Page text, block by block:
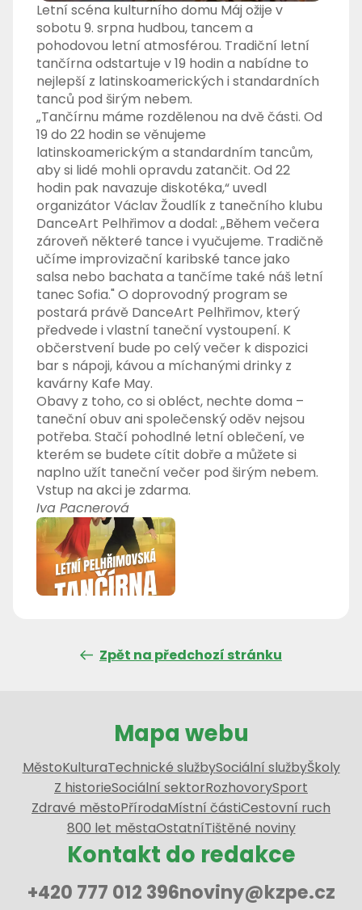
Letní scéna kulturního domu Máj ožije v
sobotu 9. srpna hudbou, tancem a
pohodovou letní atmosférou. Tradiční letní
tančírna odstartuje v 19 hodin a nabídne to
nejlepší z latinskoamerických i standardních
tanců pod širým nebem.
„Tančírnu máme rozdělenou na dvě části. Od
19 do 22 hodin se věnujeme
latinskoamerickým a standardním tancům,
aby si lidé mohli opravdu zatančit. Od 22
hodin pak navazuje diskotéka,“ uvedl
organizátor Václav Žoudlík z tanečního klubu
DanceArt Pelhřimov a dodal: „Během večera
zároveň některé tance i vyučujeme. Tradičně
učíme improvizační karibské tance jako
salsa nebo bachata a tančíme také náš letní
tanec Sofia." O doprovodný program se
postará právě DanceArt Pelhřimov, který
předvede i vlastní taneční vystoupení. K
občerstvení bude po celý večer k dispozici
bar s nápoji, kávou a míchanými drinky z
kavárny Kafe May.
Obavy z toho, co si obléct, nechte doma –
taneční obuv ani společenský oděv nejsou
potřeba. Stačí pohodlné letní oblečení, ve
kterém se budete cítit dobře a můžete si
naplno užít taneční večer pod širým nebem.
Vstup na akci je zdarma.
Iva Pacnerová
Zpět na předchozí stránku
Mapa webu
MěstoKulturaTechnické službySociální službyŠkoly
Z historieSociální sektorRozhovorySport
Zdravé městoPřírodaMístní částiCestovní ruch
800 let městaOstatníTištěné noviny
Kontakt do redakce
+420 777 012 396noviny@kzpe.cz